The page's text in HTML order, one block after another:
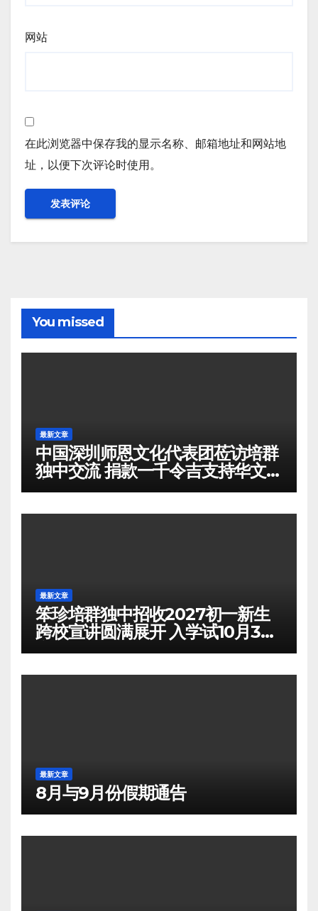
网站
在此浏览器中保存我的显示名称、邮箱地址和网站地
址，以便下次评论时使用。
You missed
最新文章
中国深圳师恩文化代表团莅访培群
独中交流 捐款一千令吉支持华文教
育
最新文章
笨珍培群独中招收2027初一新生
跨校宣讲圆满展开 入学试10月3日
举行
最新文章
8月与9月份假期通告